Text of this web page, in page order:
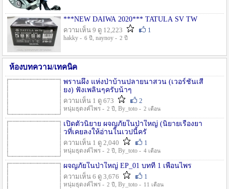
***NEW DAIWA 2020*** TATULA SV TW
ความเห็น 9 ดู 12,223
1
hakky - 6 ปี , naynoy - 2 ปี
ห้องบทความ/เทคนิค
พรานผึ้ง แห่งป่าบ้านปลายนาสวน (เวอร์ชั่นเสี
ยง) ฟังเพลินๆครับน้าๆ
ความเห็น 1 ดู 673
2
หนุ่มธุดงค์ไพร - 2 ปี , By_toto - 2 เดือน
เปิดตัวนิยาย ผจญภัยในป่าใหญ่ (นิยายเรื่องยา
วที่เคยลงให้อ่านในเวปนี้ครั
ความเห็น 1 ดู 2,040
1
หนุ่มธุดงค์ไพร - 2 ปี , By_toto - 4 เดือน
ผจญภัยในป่าใหญ่ EP_01 บทที่ 1 เพื่อนไพร
ความเห็น 6 ดู 3,676
1
หนุ่มธุดงค์ไพร - 2 ปี , By_toto - 11 เดือน